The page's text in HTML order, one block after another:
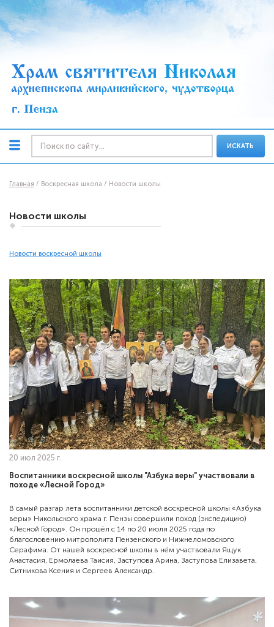
ИСКАТЬ
Главная Воскресная школа Новости школы
Новости школы
Новости воскресной школы
20 июл 2025 г.
Воспитанники воскресной школы "Азбука веры" участвовали в
походе «Лесной Город»
В самый разгар лета воспитанники детской воскресной школы «Азбука
веры» Никольского храма г. Пензы совершили поход (экспедицию)
«Лесной Город». Он прошёл с 14 по 20 июля 2025 года по
благословению митрополита Пензенского и Нижнеломовского
Серафима. От нашей воскресной школы в нём участвовали Ящук
Анастасия, Ермолаева Таисия, Заступова Арина, Заступова Елизавета,
Ситникова Ксения и Сергеев Александр.